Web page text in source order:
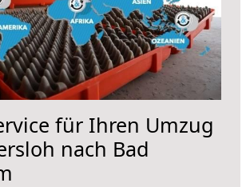
für Ihren Umzug
nach Bad